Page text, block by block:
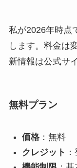
私が2026年時点
します。料金は
新情報は公式サ
無料プラン
価格：無料
クレジット